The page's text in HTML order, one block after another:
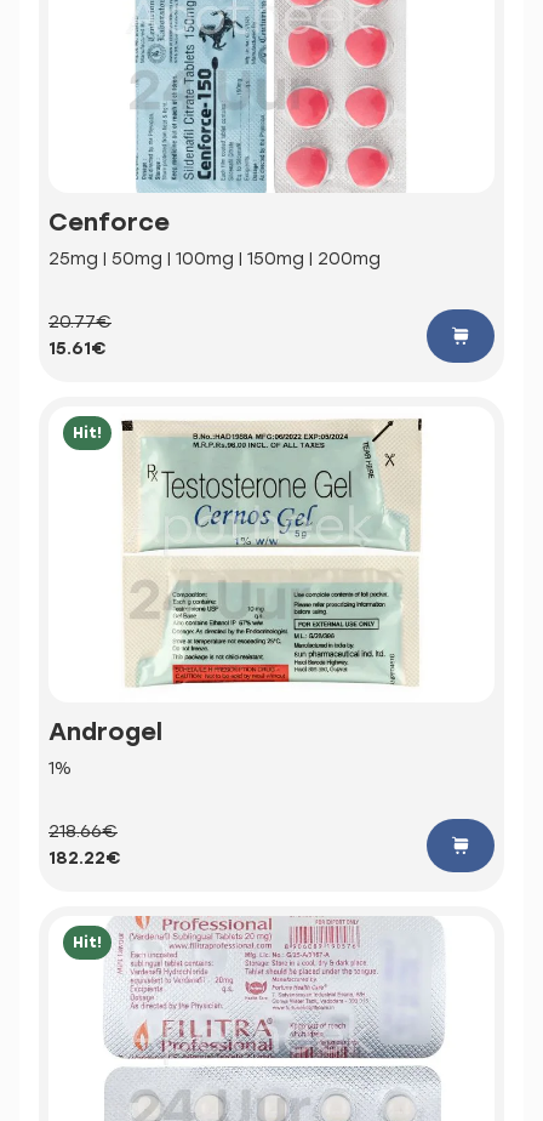
Cenforce
25mg | 50mg | 100mg | 150mg | 200mg
20.77€
15.61€
Hit!
Androgel
1%
218.66€
182.22€
Hit!